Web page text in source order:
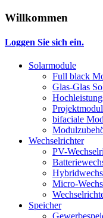
Willkommen
Loggen Sie sich ein.
Solarmodule
Full black
Glas-Glas
bifaciale
Wechselrichter
PV-
Micro-
Speicher